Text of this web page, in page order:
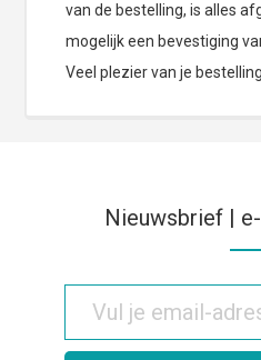
van de bestelling, is alles
mogelijk een bevestiging
Veel plezier van je
Nieuwsbrief |